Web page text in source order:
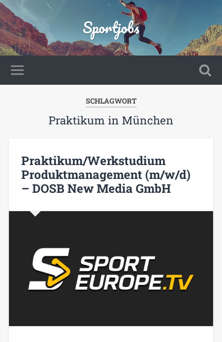
Sportjobs
SCHLAGWORT
Praktikum in München
Praktikum/Werkstudium
Produktmanagement (m/w/d)
– DOSB New Media GmbH